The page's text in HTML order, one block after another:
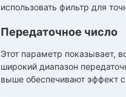
использовать фильтр для
Передаточное число
Этот параметр показывает,
широкий диапазон
выше обеспечивают эффект